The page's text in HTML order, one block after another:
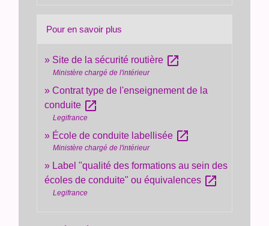
Pour en savoir plus
Site de la sécurité routière open_in_new
Ministère chargé de l'intérieur
Contrat type de l'enseignement de la
conduite open_in_new
Legifrance
École de conduite labellisée open_in_new
Ministère chargé de l'intérieur
Label "qualité des formations au sein des
écoles de conduite" ou équivalences open_in_new
Legifrance